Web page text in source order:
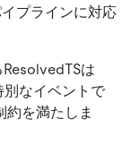
プラインに対応
は
別なイベントで
約を満たしま